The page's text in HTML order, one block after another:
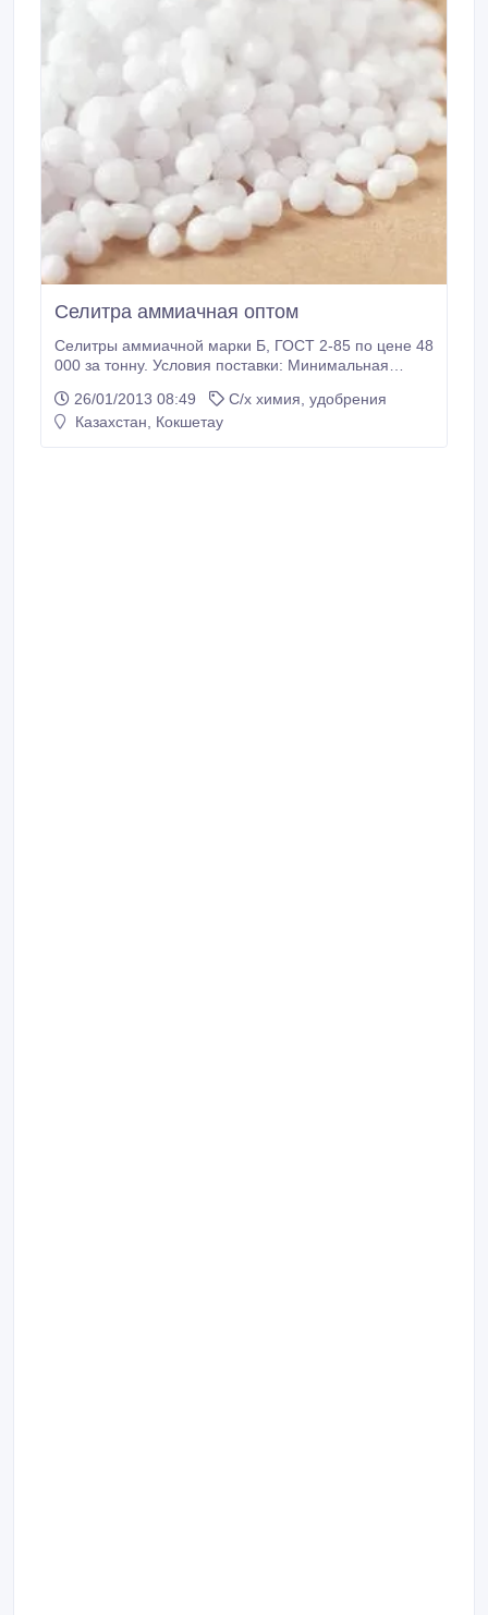
Селитра аммиачная оптом
Селитры аммиачной марки Б, ГОСТ 2-85 по цене 48
000 за тонну. Условия поставки: Минимальная
отгружаемой партии свыше 1000 тонн действуют
договорные цены Срок поставки 10-15 дней Цена
26/01/2013 08:49
С/х химия, удобрения
Казахстан, Кокшетау